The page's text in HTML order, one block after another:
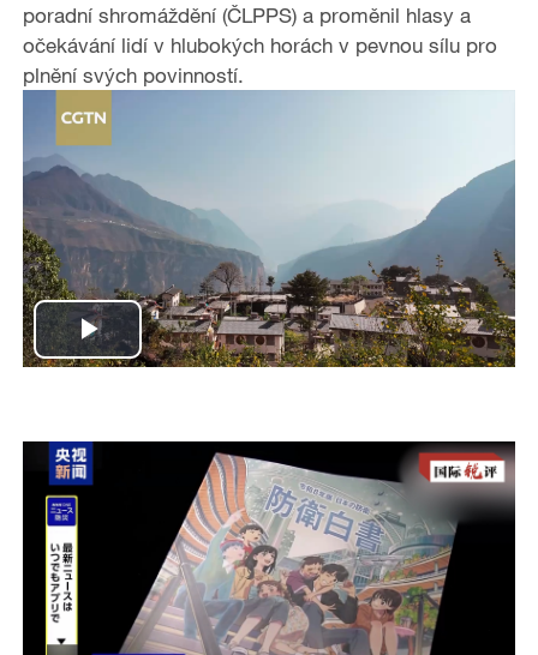
poradní shromáždění (ČLPPS) a proměnil hlasy a
očekávání lidí v hlubokých horách v pevnou sílu pro
plnění svých povinností.
P
a